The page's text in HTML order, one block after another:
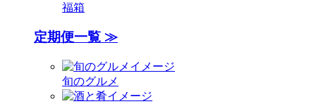
福箱
定期便一覧 ≫
旬のグルメ